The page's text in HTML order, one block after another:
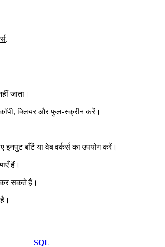
.
जाता।
क्लियर और फुल‑स्क्रीन करें।
बाँटें या वेब वर्कर्स का उपयोग करें।
हैं।
कर सकते हैं।
SQL